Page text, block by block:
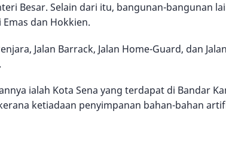
Besar. Selain dari itu, bangunan-bangunan
dan Hokkien.
Jalan Barrack, Jalan Home-Guard, dan
ialah Kota Sena yang terdapat di Bandar
ketiadaan penyimpanan bahan-bahan